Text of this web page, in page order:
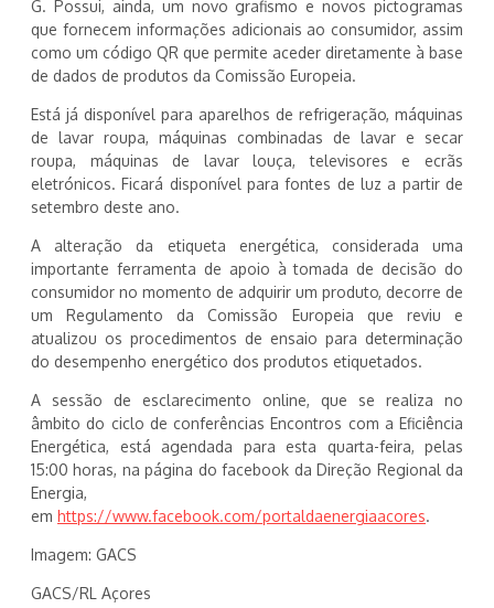
G. Possui, ainda, um novo grafismo e novos pictogramas
que fornecem informações adicionais ao consumidor, assim
como um código QR que permite aceder diretamente à base
de dados de produtos da Comissão Europeia.
Está já disponível para aparelhos de refrigeração, máquinas
de lavar roupa, máquinas combinadas de lavar e secar
roupa, máquinas de lavar louça, televisores e ecrãs
eletrónicos. Ficará disponível para fontes de luz a partir de
setembro deste ano.
A alteração da etiqueta energética, considerada uma
importante ferramenta de apoio à tomada de decisão do
consumidor no momento de adquirir um produto, decorre de
um Regulamento da Comissão Europeia que reviu e
atualizou os procedimentos de ensaio para determinação
do desempenho energético dos produtos etiquetados.
A sessão de esclarecimento online, que se realiza no
âmbito do ciclo de conferências Encontros com a Eficiência
Energética, está agendada para esta quarta-feira, pelas
15:00 horas, na página do facebook da Direção Regional da
Energia,
em https://www.facebook.com/portaldaenergiaacores.
Imagem: GACS
GACS/RL Açores